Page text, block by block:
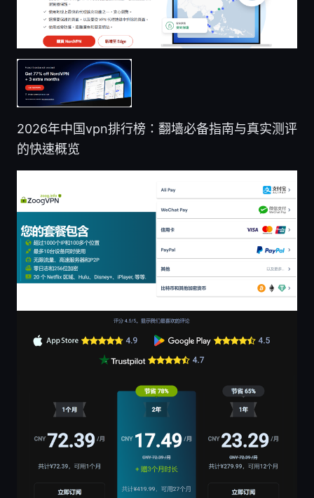
2026年中国vpn排行榜：翻墙必备指南与真实测评
的快速概览